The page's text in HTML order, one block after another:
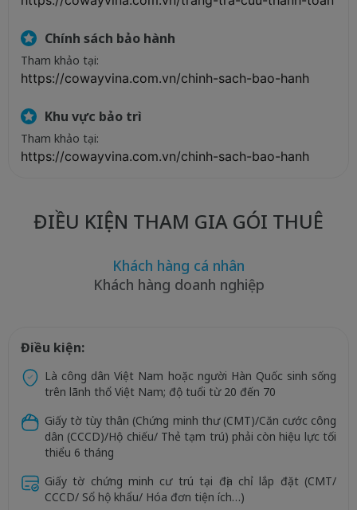
Chính sách bảo hành
Tham khảo tại:
https://cowayvina.com.vn/chinh-sach-bao-hanh
Khu vực bảo trì
Tham khảo tại:
https://cowayvina.com.vn/chinh-sach-bao-hanh
ĐIỀU KIỆN THAM GIA GÓI THUÊ
Khách hàng cá nhân
Khách hàng doanh nghiệp
Điều kiện:
Là công dân Việt Nam hoặc người Hàn Quốc sinh sống
trên lãnh thổ Việt Nam; độ tuổi từ 20 đến 70
Giấy tờ tùy thân (Chứng minh thư (CMT)/Căn cước công
dân (CCCD)/Hộ chiếu/ Thẻ tạm trú) phải còn hiệu lực tối
thiểu 6 tháng
Giấy tờ chứng minh cư trú tại địa chỉ lắp đặt (CMT/
CCCD/ Sổ hộ khẩu/ Hóa đơn tiện ích…)